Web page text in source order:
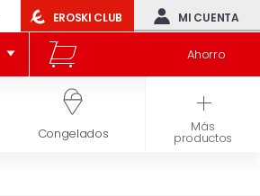
EROSKI CLUB MI CUENTA
Ahorro
Congelados Higiene y belleza
Más
productos